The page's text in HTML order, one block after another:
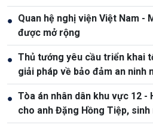
● Quan hệ nghị viện Việt Nam -
được mở rộng
● Thủ tướng yêu cầu triển khai
giải pháp về bảo đảm an ninh
● Tòa án nhân dân khu vực 12 -
cho anh Đặng Hồng Tiệp,